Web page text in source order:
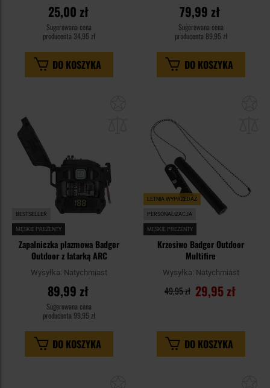
25,00 zł
Sugerowana cena
producenta 34,95 zł
DO KOSZYKA
79,99 zł
Sugerowana cena
producenta 89,95 zł
DO KOSZYKA
schowka
BESTSELLER
MĘSKIE PREZENTY
Zapalniczka plazmowa Badger
Outdoor z latarką ARC
Wysyłka: Natychmiast
89,99 zł
Sugerowana cena
producenta 99,95 zł
DO KOSZYKA
LETNIA WYPRZEDAŻ
PERSONALIZACJA
MĘSKIE PREZENTY
Krzesiwo Badger Outdoor
Multifire
Wysyłka: Natychmiast
29,95 zł
49,95 zł
DO KOSZYKA